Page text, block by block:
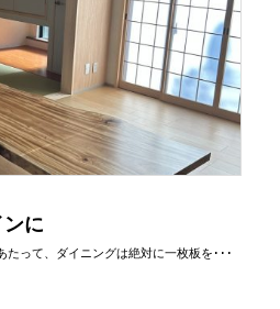
に
たって、ダイニングは絶対に一枚板を･･･